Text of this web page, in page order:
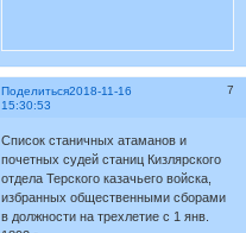
Поделиться 7
2018-11-16
15:30:53
Список станичных атаманов и
почетных судей станиц Кизлярского
отдела Терского казачьего войска,
избранных общественными сборами
в должности на трехлетие с 1 янв.